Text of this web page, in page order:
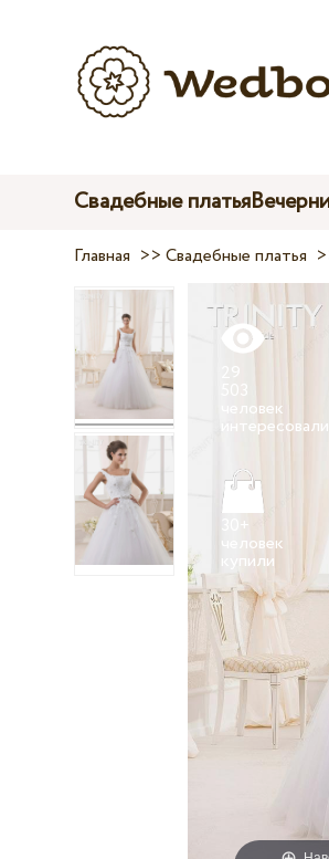
Свадебные платья
Главная >>Свадебные платья
29
503
человек
30+
человек